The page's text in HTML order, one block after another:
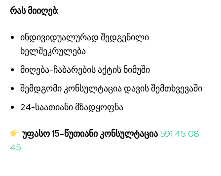
რას მიიღებ:
ინდივიდუალურად შედგენილი
ხელშეკრულება
მიღება-ჩაბარების აქტის ნიმუში
შემდგომი კონსულტაცია დავის შემთხვევაში
24-საათიანი მზადყოფნა
უფასო 15-წუთიანი კონსულტაცია 591 45 08
45